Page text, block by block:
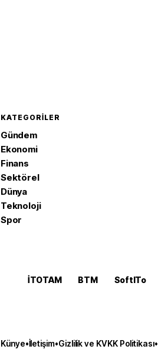
KATEGORILER
Gündem
Ekonomi
Finans
Sektörel
Dünya
Teknoloji
Spor
İTOTAM BTM SoftITo
Künye•İletişim•Gizlilik ve KVKK Politikası•